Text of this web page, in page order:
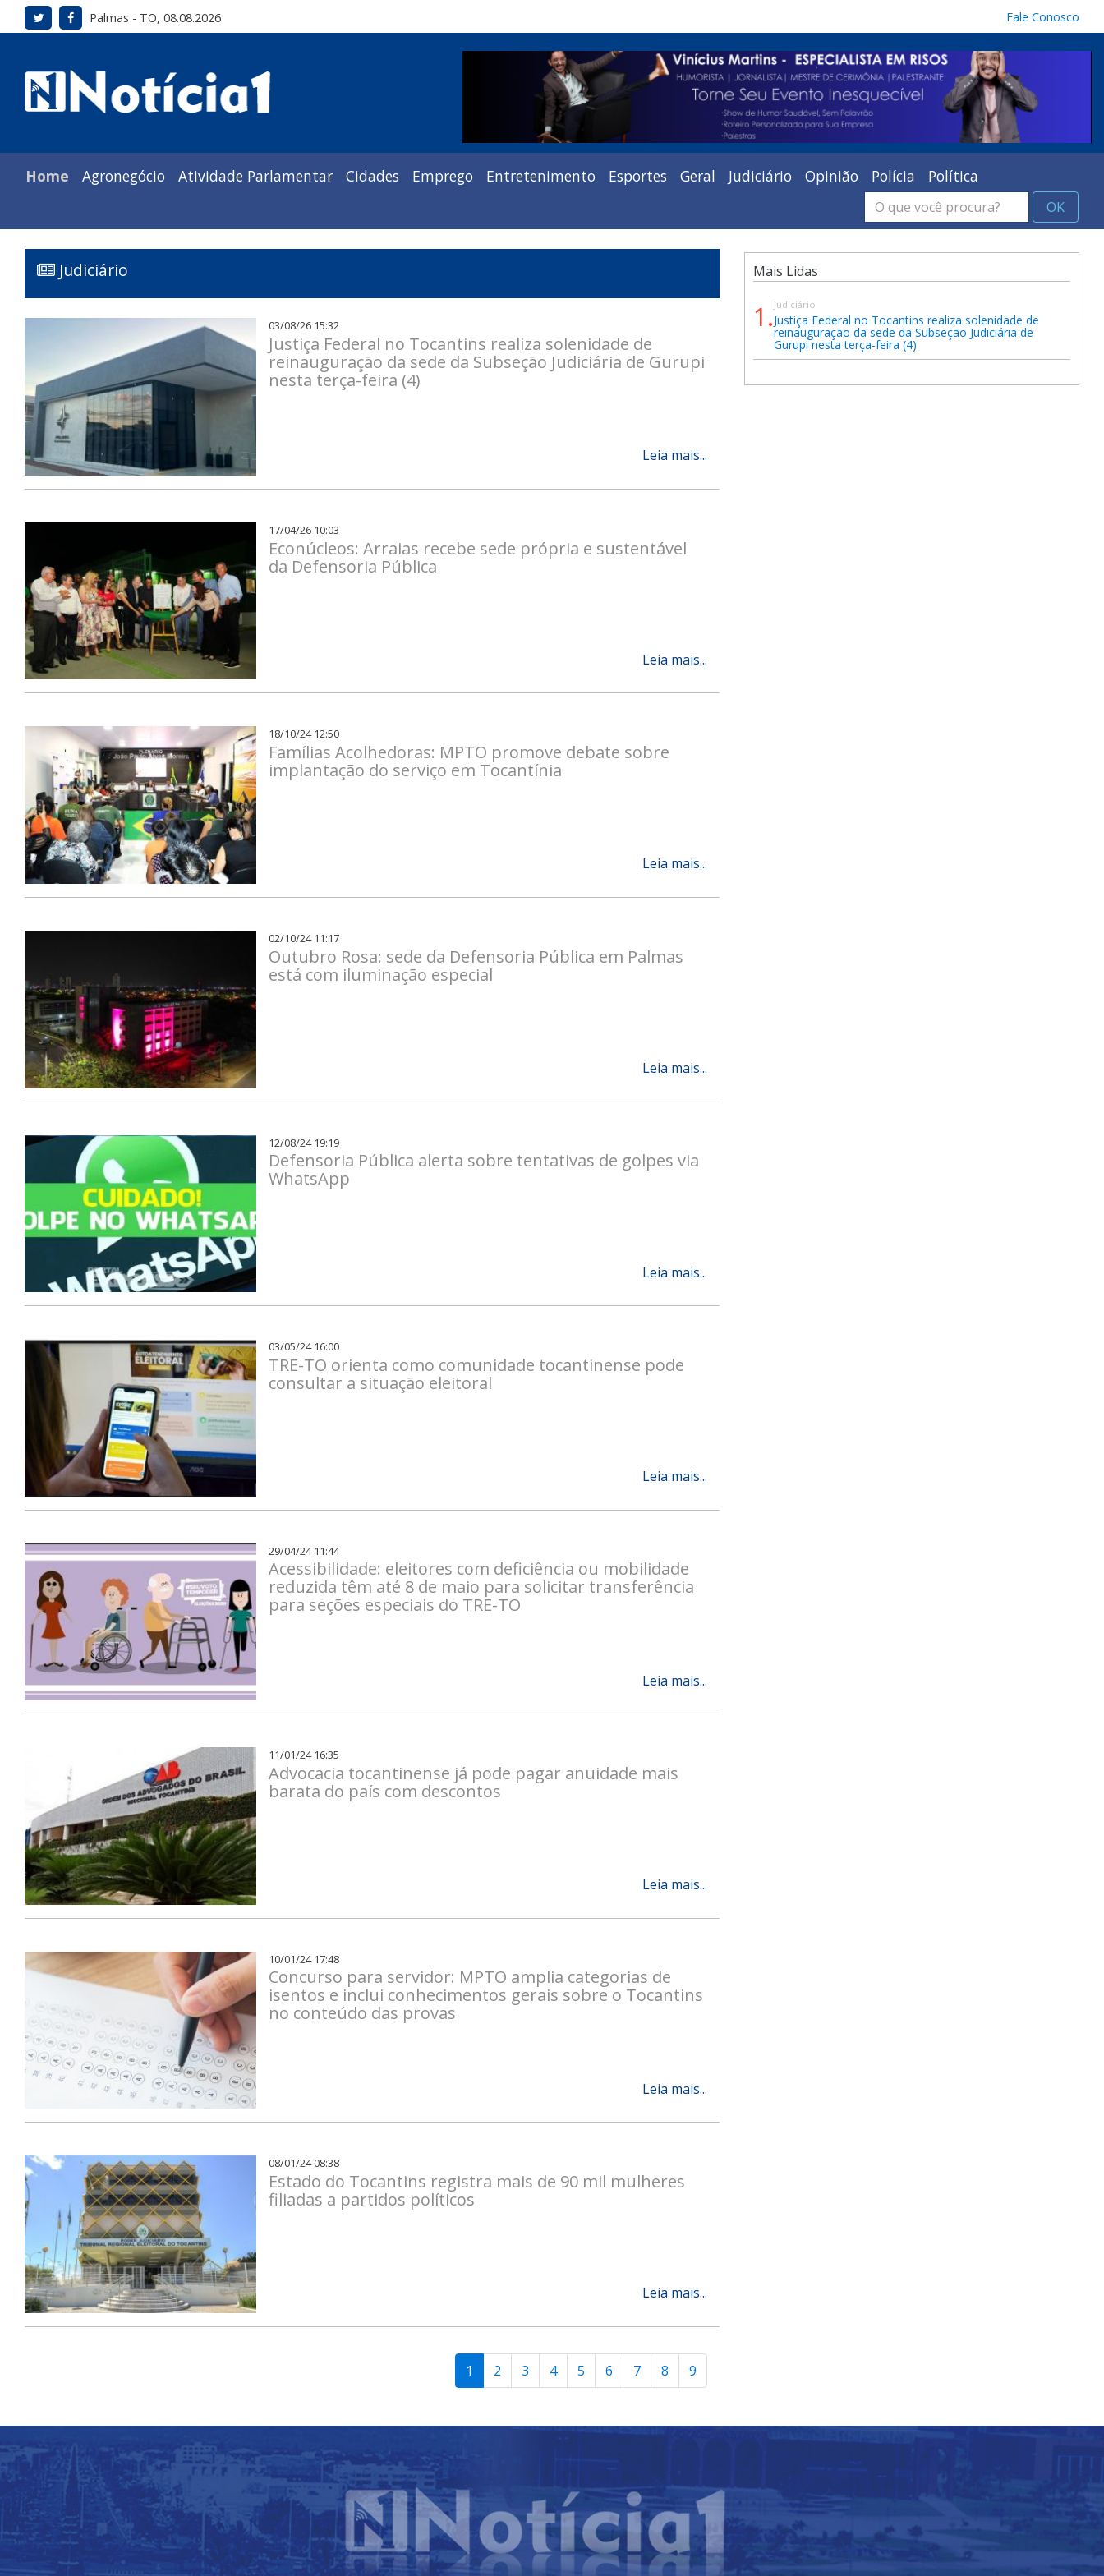
Palmas - TO, 08.08.2026 Fale Conosco
Home Agronegócio Atividade Parlamentar Cidades Emprego Entretenimento Esportes Geral Judiciário Opinião Polícia Política
OK
Judiciário
03/08/26 15:32
Justiça Federal no Tocantins realiza solenidade de
reinauguração da sede da Subseção Judiciária de Gurupi
nesta terça-feira (4)
Leia mais...
17/04/26 10:03
Econúcleos: Arraias recebe sede própria e sustentável
da Defensoria Pública
Leia mais...
18/10/24 12:50
Famílias Acolhedoras: MPTO promove debate sobre
implantação do serviço em Tocantínia
Leia mais...
02/10/24 11:17
Outubro Rosa: sede da Defensoria Pública em Palmas
está com iluminação especial
Leia mais...
12/08/24 19:19
Defensoria Pública alerta sobre tentativas de golpes via
WhatsApp
Leia mais...
03/05/24 16:00
TRE-TO orienta como comunidade tocantinense pode
consultar a situação eleitoral
Leia mais...
29/04/24 11:44
Acessibilidade: eleitores com deficiência ou mobilidade
reduzida têm até 8 de maio para solicitar transferência
para seções especiais do TRE-TO
Leia mais...
11/01/24 16:35
Advocacia tocantinense já pode pagar anuidade mais
barata do país com descontos
Leia mais...
10/01/24 17:48
Concurso para servidor: MPTO amplia categorias de
isentos e inclui conhecimentos gerais sobre o Tocantins
no conteúdo das provas
Leia mais...
08/01/24 08:38
Estado do Tocantins registra mais de 90 mil mulheres
filiadas a partidos políticos
Leia mais...
1 2 3 4 5 6 7 8 9
Mais Lidas
1.Judiciário
Justiça Federal no Tocantins realiza solenidade de
reinauguração da sede da Subseção Judiciária de
Gurupi nesta terça-feira (4)